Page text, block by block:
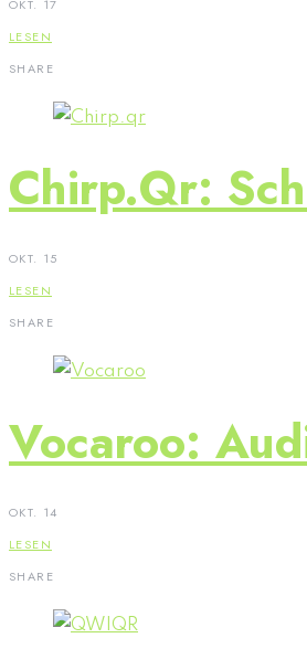
OKT. 17
LESEN
SHARE
Chirp.qr:
OKT. 15
LESEN
SHARE
Vocaroo:
OKT. 14
LESEN
SHARE